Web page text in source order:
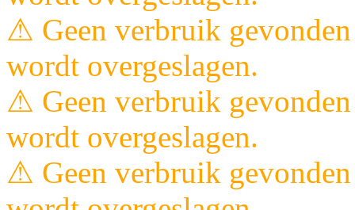
⚠ Geen verbruik
wordt overgeslagen.
⚠ Geen verbruik
wordt overgeslagen.
⚠ Geen verbruik